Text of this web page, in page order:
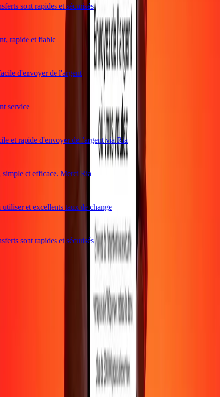
sont rapides et sécurisés
rapide et fiable
d'envoyer de l'argent
service
et rapide d'envoyer de l'argent via Ria
et efficace. Merci Ria
et excellents taux de change
sont rapides et sécurisés